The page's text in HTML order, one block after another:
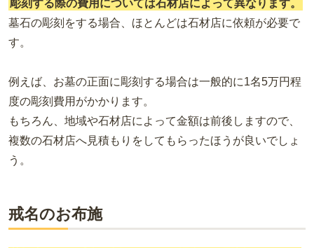
彫刻する際の費用については石材店によって異なります。
墓石の彫刻をする場合、ほとんどは石材店に依頼が必要で
す。
例えば、 お墓の正面に彫刻する場合は一般的に1名5万円程
度の彫刻費用がかかります。
もちろん、地域や石材店によって金額は前後しますので、
複数の石材店へ見積もりをしてもらったほうが良いでしょ
う。
戒名のお布施